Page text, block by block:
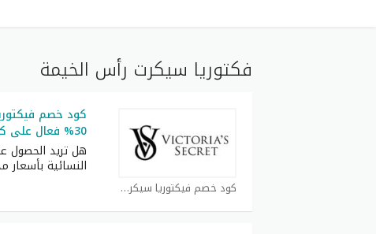
فكتوريا سيكرت رأس الخيمة
كود خصم فيكتوريا سيكرت كوبون
30% فعال على كل الطلبيات
هل تريد الحصول
النسائية بأسعار